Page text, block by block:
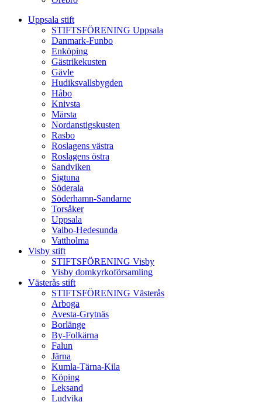
Uppsala stift
STIFTSFÖRENING Uppsala
Danmark-Funbo
Enköping
Gästrikekusten
Gävle
Hudiksvallsbygden
Håbo
Knivsta
Märsta
Nordanstigskusten
Rasbo
Roslagens västra
Roslagens östra
Sandviken
Sigtuna
Söderala
Söderhamn-Sandarne
Torsåker
Uppsala
Valbo-Hedesunda
Vattholma
Visby stift
STIFTSFÖRENING Visby
Visby domkyrkoförsamling
Västerås stift
STIFTSFÖRENING Västerås
Arboga
Avesta-Grytnäs
Borlänge
By-Folkärna
Falun
Järna
Kumla-Tärna-Kila
Köping
Leksand
Ludvika